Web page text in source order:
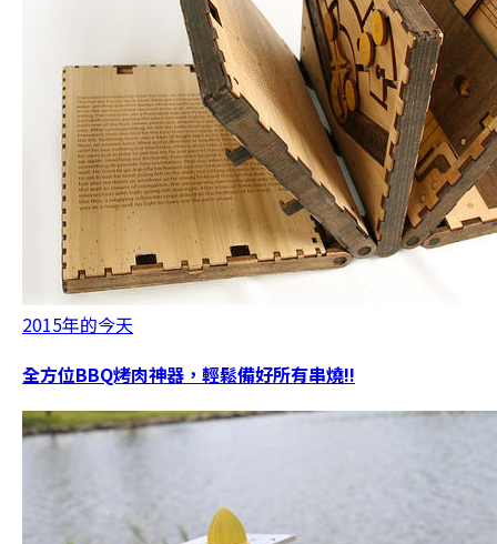
2015年的今天
全方位BBQ烤肉神器，輕鬆備好所有串燒!!